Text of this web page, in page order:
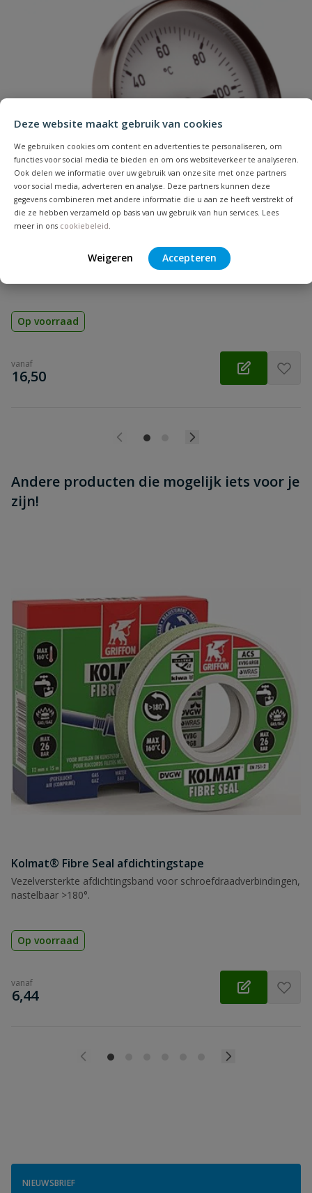
Deze website maakt gebruik van cookies
We gebruiken cookies om content en advertenties te personaliseren, om
functies voor social media te bieden en om ons websiteverkeer te analyseren.
Ook delen we informatie over uw gebruik van onze site met onze partners
voor social media, adverteren en analyse. Deze partners kunnen deze
gegevens combineren met andere informatie die u aan ze heeft verstrekt of
die ze hebben verzameld op basis van uw gebruik van hun services. Lees
meer in ons cookiebeleid
Weigeren Accepteren
Samenvatting
Beoordeling
Beoordeling versturen
Thermometer
Op voorraad
vanaf
€
16,50
Andere producten die mogelijk iets voor je
zijn!
Kolmat® Fibre Seal afdichtingstape
Vezelversterkte afdichtingsband voor schroefdraadverbindingen,
nastelbaar >180°.
Op voorraad
vanaf
€
6,44
NIEUWSBRIEF